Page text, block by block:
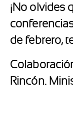
¡No olvides
de febrero,
Rincón.